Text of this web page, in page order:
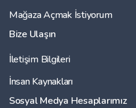
Mağaza Açmak İstiyorum
Bize Ulaşın
İletişim Bilgileri
İnsan Kaynakları
Sosyal Medya Hesaplarımız